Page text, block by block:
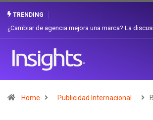
TRENDING
Gabriela Herrera y el arte de cambiarse el
Home Publicidad Internacional